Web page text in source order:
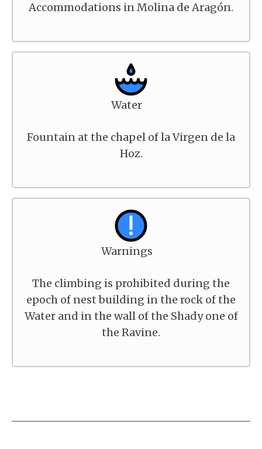
Accommodations in Molina de Aragón.
Water
Fountain at the chapel of la Virgen de la
Hoz.
Warnings
The climbing is prohibited during the
epoch of nest building in the rock of the
Water and in the wall of the Shady one of
the Ravine.